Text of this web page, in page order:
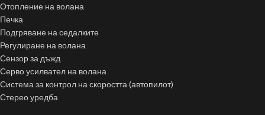
Отопление на волана
Печка
Подгряване на седалките
Регулиране на волана
Сензор за дъжд
Серво усилвател на волана
Система за контрол на скоростта (автопилот)
Стерео уредба